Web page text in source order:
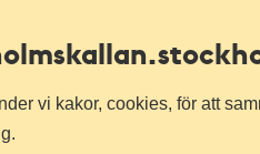
vi kakor, cookies, för att